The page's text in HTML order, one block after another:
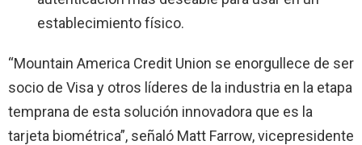
establecimiento físico.
“Mountain America Credit Union se enorgullece de ser
socio de Visa y otros líderes de la industria en la etapa
temprana de esta solución innovadora que es la
tarjeta biométrica”, señaló Matt Farrow, vicepresidente